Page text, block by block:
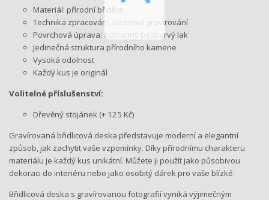
Materiál: přírodní břidlice
Technika zpracování: laserové gravírování
Povrchová úprava: ochranný bezbarvý lak
Jedinečná struktura přírodního kamene
Vysoká odolnost
Každý kus je originál
Volitelné příslušenství:
Dřevěný stojánek (+ 125 Kč)
Gravírovaná břidlicová deska představuje moderní a elegantní
způsob, jak zachytit vaše vzpomínky. Díky přírodnímu charakteru
materiálu je každý kus unikátní. Můžete ji použít jako působivou
dekoraci do interiéru nebo jako osobitý dárek pro vaše blízké.
Břidlicová deska s gravírovanou fotografií vyniká výjimečným